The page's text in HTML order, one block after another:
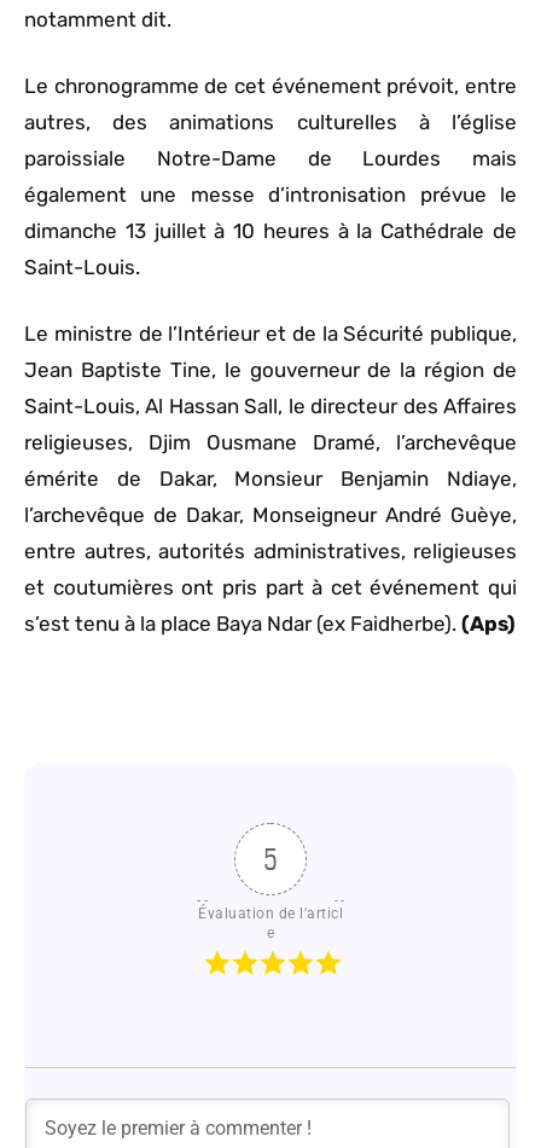
notamment dit.
Le chronogramme de cet événement prévoit, entre
autres, des animations culturelles à l’église
paroissiale Notre-Dame de Lourdes mais
également une messe d’intronisation prévue le
dimanche 13 juillet à 10 heures à la Cathédrale de
Saint-Louis.
Le ministre de l’Intérieur et de la Sécurité publique,
Jean Baptiste Tine, le gouverneur de la région de
Saint-Louis, Al Hassan Sall, le directeur des Affaires
religieuses, Djim Ousmane Dramé, l’archevêque
émérite de Dakar, Monsieur Benjamin Ndiaye,
l’archevêque de Dakar, Monseigneur André Guèye,
entre autres, autorités administratives, religieuses
et coutumières ont pris part à cet événement qui
s’est tenu à la place Baya Ndar (ex Faidherbe). (Aps)
5
Évaluation de l'articl
e